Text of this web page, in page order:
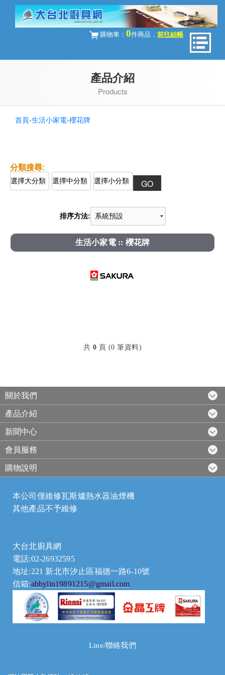
購物車： 0件商品， 前往結帳
產品介紹
Products
首頁›生活小家電›櫻花牌
排序方法:
生活小家電 :: 櫻花牌
共 0 頁 (0 筆資料)
關於我們
產品介紹
新聞中心
會員服務
購物說明
本公司僅維修瓦斯爐熱水器油煙機
其他產品不予維修
大台北廚具網
電話:02-26932595
地址:221 新北市汐止區福德一路6-10號
信箱:abbylin19891215@gmail.com
Line/聯絡我們